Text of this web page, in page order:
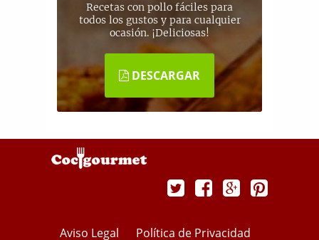
Recetas con pollo fáciles para
todos los gustos y para cualquier
ocasión. ¡Deliciosas!
DESCARGAR
Aviso Legal Política de Privacidad